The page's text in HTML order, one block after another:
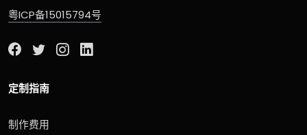
粤ICP备15015794号
定制指南
制作费用